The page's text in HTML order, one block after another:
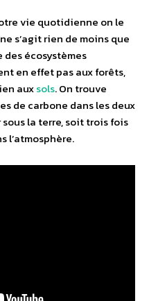
vie quotidienne on le
s’agit rien de moins que
écosystèmes
en effet pas aux forêts,
auxsols. On trouve
de carbone dans les deux
la terre, soit trois fois
l’atmosphère.